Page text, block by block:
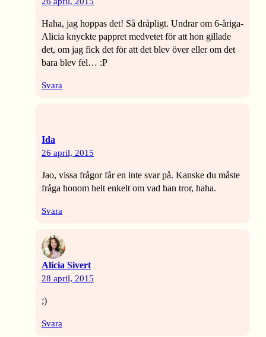
Haha, jag hoppas det! Så dråpligt. Undrar om 6-åriga-
Alicia knyckte pappret medvetet för att hon gillade
det, om jag fick det för att det blev över eller om det
bara blev fel… :P
Svara
Ida
26 april, 2015
Jao, vissa frågor får en inte svar på. Kanske du måste
fråga honom helt enkelt om vad han tror, haha.
Svara
Alicia Sivert
28 april, 2015
;)
Svara